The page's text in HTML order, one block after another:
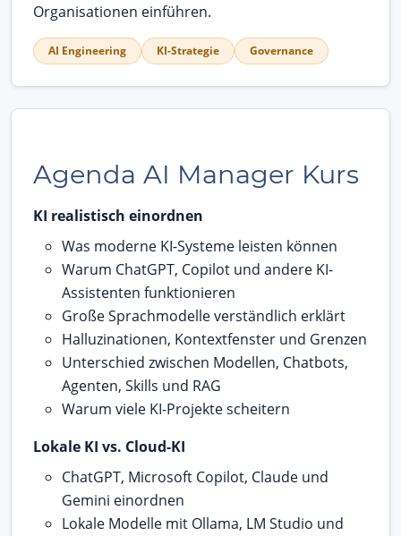
Organisationen einführen.
AI Engineering KI-Strategie Governance
Agenda AI Manager Kurs
KI realistisch einordnen
Was moderne KI-Systeme leisten können
Warum ChatGPT, Copilot und andere KI-
Assistenten funktionieren
Große Sprachmodelle verständlich erklärt
Halluzinationen, Kontextfenster und Grenzen
Unterschied zwischen Modellen, Chatbots,
Agenten, Skills und RAG
Warum viele KI-Projekte scheitern
Lokale KI vs. Cloud-KI
ChatGPT, Microsoft Copilot, Claude und
Gemini einordnen
Lokale Modelle mit Ollama, LM Studio und